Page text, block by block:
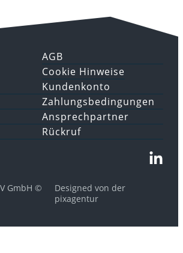
AGB
Cookie Hinweise
Kundenkonto
Zahlungsbedingungen
Ansprechpartner
Rückruf
GmbH ©
Designed von der
pixagentur